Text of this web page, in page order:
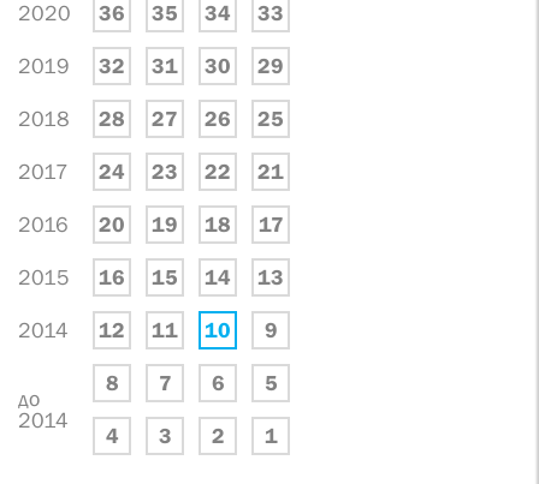
2020 36 35 34 33
2019 32 31 30 29
2018 28 27 26 25
2017 24 23 22 21
2016 20 19 18 17
2015 16 15 14 13
2014 12 11 10 9
до
2014
8 7 6 5
4 3 2 1